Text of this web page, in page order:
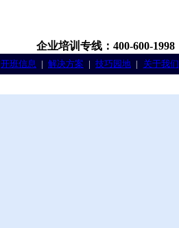
企业培训专线：400-600-1998
开班信息 | 解决方案 | 技巧园地 | 关于我们